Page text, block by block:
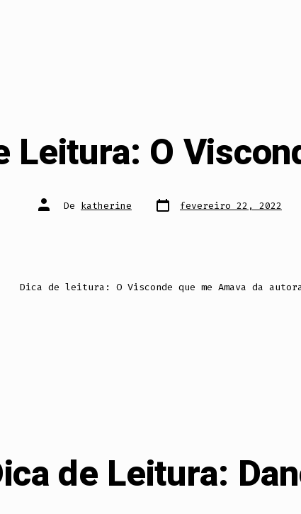
Leitura: O
Autor
do De katherine Data
do fevereiro 22, 2022
Dica de leitura: O Visconde que me Amava da
de Leitura: